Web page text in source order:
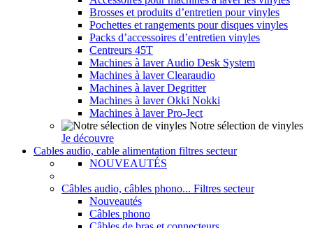
Brosses et produits d’entretien pour vinyles
Pochettes et rangements pour disques vinyles
Packs d’accessoires d’entretien vinyles
Centreurs 45T
Machines à laver Audio Desk System
Machines à laver Clearaudio
Machines à laver Degritter
Machines à laver Okki Nokki
Machines à laver Pro-Ject
Notre sélection de vinyles
Je découvre
Cables audio, cable alimentation filtres secteur
NOUVEAUTÉS
Câbles audio, câbles phono... Filtres secteur
Nouveautés
Câbles phono